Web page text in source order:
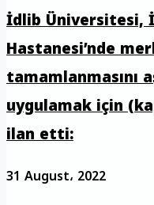
İdlib Üniversitesi,
Hastanesi’nde
tamamlanmasını
uygulamak için
ilan etti:
31 August، 2022